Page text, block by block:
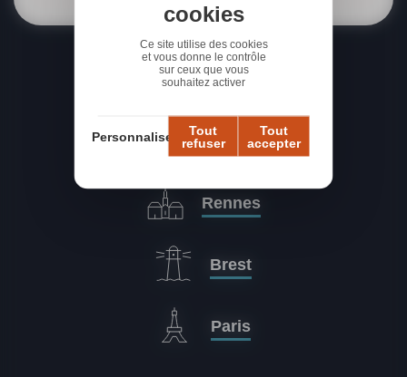
Nos agences
Rennes
Brest
Paris
cookies
Ce site utilise des cookies
et vous donne le contrôle
sur ceux que vous
souhaitez activer
Tout
accepter
Tout
refuser
Personnaliser